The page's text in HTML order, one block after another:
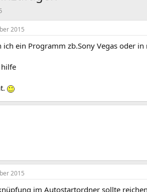
2015
ich ein Programm zb.Sony Vegas oder
2015
im Autostartordner sollte